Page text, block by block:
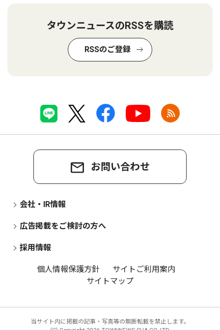
タウンニュースのRSSを購読
RSSのご登録
お問い合わせ
会社・IR情報
広告掲載をご検討の方へ
採用情報
個人情報保護方針
サイトご利用案内
サイトマップ
当サイト内に掲載の記事・写真等の無断転載を禁止します。